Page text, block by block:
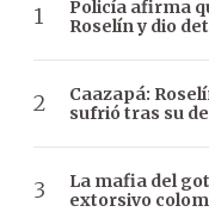
Policía afirma
Roselín y dio
Caazapá:
sufrió tras su
La mafia del
extorsivo